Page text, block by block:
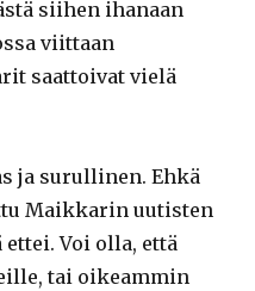
siihen ihanaan
viittaan
saattoivat vielä
ja surullinen. Ehkä
Maikkarin uutisten
Voi olla, että
tai oikeammin